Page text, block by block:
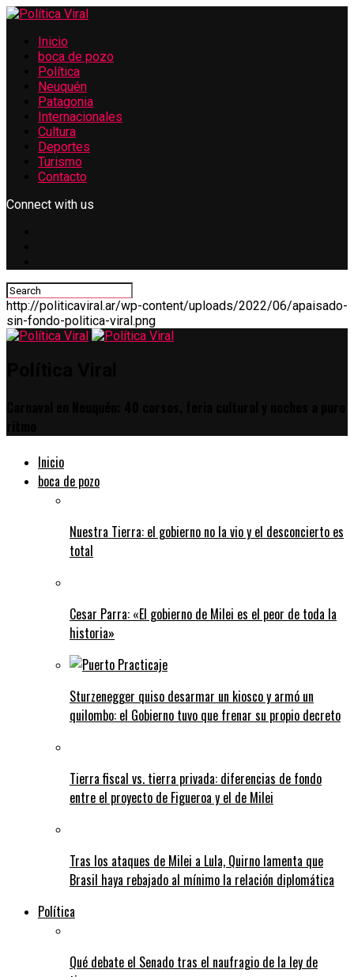
Inicio
boca de pozo
Política
Neuquén
Patagonia
Internacionales
Cultura
Deportes
Turismo
Contacto
Connect with us
http://politicaviral.ar/wp-content/uploads/2022/06/apaisado-
sin-fondo-politica-viral.png
Inicio
boca de pozo
Nuestra Tierra: el gobierno no la vio y el desconcierto es
total
Cesar Parra: «El gobierno de Milei es el peor de toda la
historia»
Sturzenegger quiso desarmar un kiosco y armó un
quilombo: el Gobierno tuvo que frenar su propio decreto
Tierra fiscal vs. tierra privada: diferencias de fondo
entre el proyecto de Figueroa y el de Milei
Tras los ataques de Milei a Lula, Quirno lamenta que
Brasil haya rebajado al mínimo la relación diplomática
Política
Qué debate el Senado tras el naufragio de la ley de